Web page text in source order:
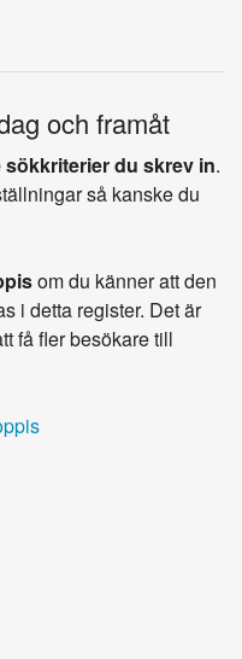
och framåt
du skrev in.
så kanske du
om du känner att den
i detta register. Det är
få fler besökare till